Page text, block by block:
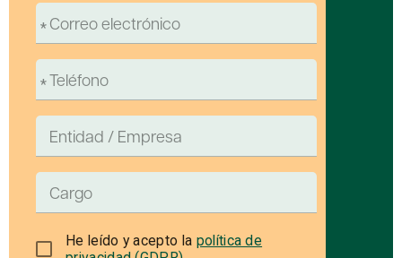
He leído y acepto la política de